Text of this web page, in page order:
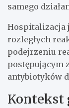
samego
Hospitalizacja
rozległych
podejrzeniu
postępującym
antybiotyków
Kontekst